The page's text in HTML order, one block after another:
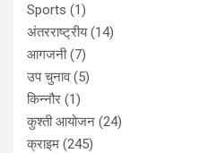
Sports (1)
अंतरराष्ट्रीय(14)
आगजनी(7)
उप चुनाव(5)
किन्नौर (1)
कुश्ती आयोजन (24)
क्राइम (245)